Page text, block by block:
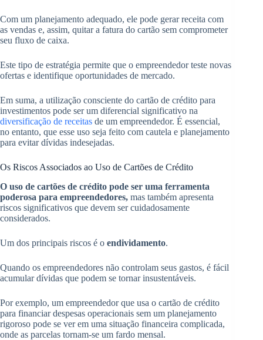
Com um planejamento adequado, ele pode gerar receita com
as vendas e, assim, quitar a fatura do cartão sem comprometer
seu fluxo de caixa.
Este tipo de estratégia permite que o empreendedor teste novas
ofertas e identifique oportunidades de mercado.
Em suma, a utilização consciente do cartão de crédito para
investimentos pode ser um diferencial significativo na
diversificação de receitas de um empreendedor. É essencial,
no entanto, que esse uso seja feito com cautela e planejamento
para evitar dívidas indesejadas.
Os Riscos Associados ao Uso de Cartões de Crédito
O uso de cartões de crédito pode ser uma ferramenta
poderosa para empreendedores, mas também apresenta
riscos significativos que devem ser cuidadosamente
considerados.
Um dos principais riscos é o endividamento.
Quando os empreendedores não controlam seus gastos, é fácil
acumular dívidas que podem se tornar insustentáveis.
Por exemplo, um empreendedor que usa o cartão de crédito
para financiar despesas operacionais sem um planejamento
rigoroso pode se ver em uma situação financeira complicada,
onde as parcelas tornam-se um fardo mensal.